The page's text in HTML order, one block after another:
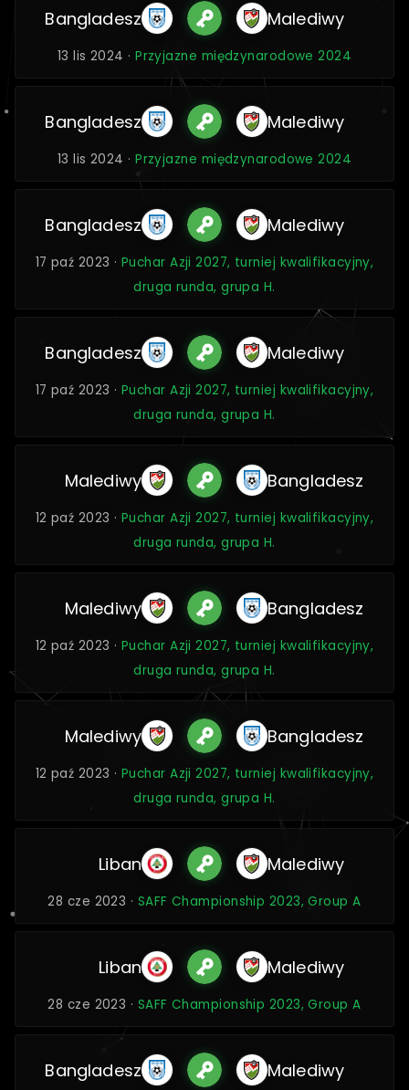
Bangladesz Malediwy
13 lis 2024 ·Przyjazne międzynarodowe 2024
Bangladesz Malediwy
13 lis 2024 ·Przyjazne międzynarodowe 2024
Bangladesz Malediwy
17 paź 2023 · Puchar Azji 2027, turniej kwalifikacyjny,
druga runda, grupa H.
Bangladesz Malediwy
17 paź 2023 · Puchar Azji 2027, turniej kwalifikacyjny,
druga runda, grupa H.
Malediwy Bangladesz
12 paź 2023 · Puchar Azji 2027, turniej kwalifikacyjny,
druga runda, grupa H.
Malediwy Bangladesz
12 paź 2023 · Puchar Azji 2027, turniej kwalifikacyjny,
druga runda, grupa H.
Malediwy Bangladesz
12 paź 2023 · Puchar Azji 2027, turniej kwalifikacyjny,
druga runda, grupa H.
Liban Malediwy
28 cze 2023 · SAFF Championship 2023, Group A
Liban Malediwy
28 cze 2023 · SAFF Championship 2023, Group A
Bangladesz Malediwy